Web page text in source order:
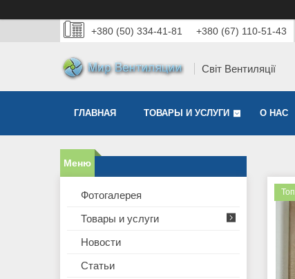
+380 (50) 334-41-81 +380 (67) 110-51-43
Світ Вентиляції
ГЛАВНАЯ ТОВАРЫ И УСЛУГИ О НАС
Топ
Фотогалерея
Товары и услуги
Новости
Статьи